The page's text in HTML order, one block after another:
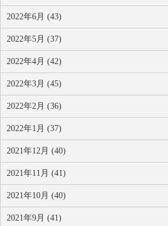
2022年6月 (43)
2022年5月 (37)
2022年4月 (42)
2022年3月 (45)
2022年2月 (36)
2022年1月 (37)
2021年12月 (40)
2021年11月 (41)
2021年10月 (40)
2021年9月 (41)